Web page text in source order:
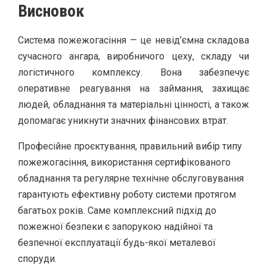
Висновок
Система пожежогасіння — це невід’ємна складова
сучасного ангара, виробничого цеху, складу чи
логістичного комплексу. Вона забезпечує
оперативне реагування на займання, захищає
людей, обладнання та матеріальні цінності, а також
допомагає уникнути значних фінансових втрат.
Професійне проєктування, правильний вибір типу
пожежогасіння, використання сертифікованого
обладнання та регулярне технічне обслуговування
гарантують ефективну роботу системи протягом
багатьох років. Саме комплексний підхід до
пожежної безпеки є запорукою надійної та
безпечної експлуатації будь-якої металевої
споруди.